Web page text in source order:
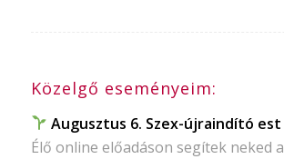
Közelgő eseményeim:
Augusztus 6. Szex-újraindító est
Élő online előadáson segítek neked a